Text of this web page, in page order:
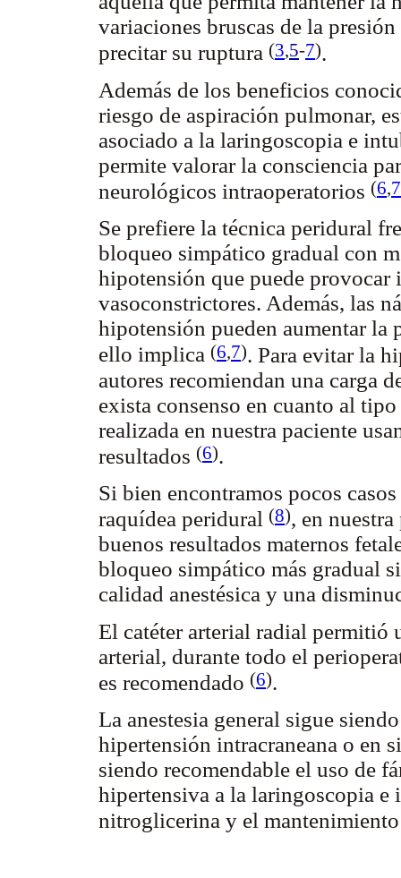
variaciones bruscas de la
precitar su ruptura (3 5-7).
Además de los beneficios
riesgo de aspiración pulmonar,
asociado a la laringoscopia e
permite valorar la consciencia
neurológicos intraoperatorios (6,7
Se prefiere la técnica peridural
bloqueo simpático gradual con
hipotensión que puede provocar
vasoconstrictores. Además, las
hipotensión pueden aumentar la
ello implica (6 7). Para evitar la
autores recomiendan una carga
exista consenso en cuanto al
realizada en nuestra paciente
resultados (6).
Si bien encontramos pocos
raquídea peridural (8), en
buenos resultados maternos
bloqueo simpático más gradual
calidad anestésica y una
El catéter arterial radial permitió
arterial, durante todo el
es recomendado (6).
La anestesia general sigue
hipertensión intracraneana o en
siendo recomendable el uso de
hipertensiva a la laringoscopia
nitroglicerina y el